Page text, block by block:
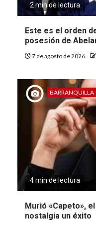
2 min de lectura
Este es el orden
posesión de
7 de agosto de 2026
BARRANQUILLA
4 min de lectura
Murió «Capeto»,
nostalgia un éxito